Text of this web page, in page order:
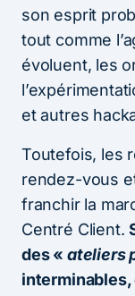
son esprit
tout comme
évoluent, les
et autres
Toutefois, les
rendez-vous
franchir la
Centré Client.
des « ateliers